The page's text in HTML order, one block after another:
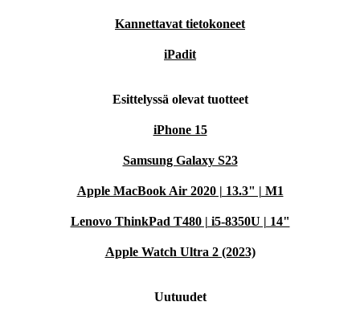
Kannettavat tietokoneet
iPadit
Esittelyssä olevat tuotteet
iPhone 15
Samsung Galaxy S23
Apple MacBook Air 2020 | 13.3" | M1
Lenovo ThinkPad T480 | i5-8350U | 14"
Apple Watch Ultra 2 (2023)
Uutuudet